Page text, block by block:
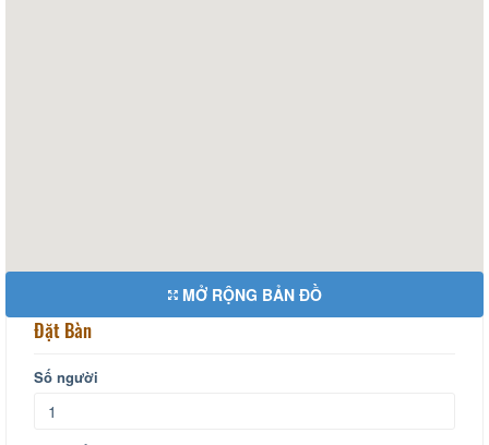
MỞ RỘNG BẢN ĐỒ
Đặt Bàn
Số người